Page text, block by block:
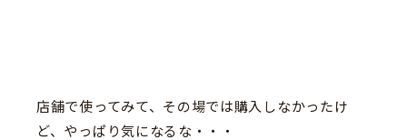
店舗で使ってみて、その場では購入しなかったけ
ど、やっぱり気になるな・・・